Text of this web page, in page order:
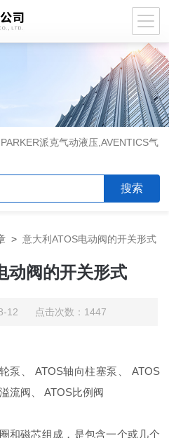
派克气动液压,AVENTICS气
>意大利ATOS电动阀的开关形式
动阀的开关形式
12 点击次数：1447
、 ATOS轴向柱塞泵、 ATOS
流阀、 ATOS比例阀
磁芯组成，是包含一个或几个